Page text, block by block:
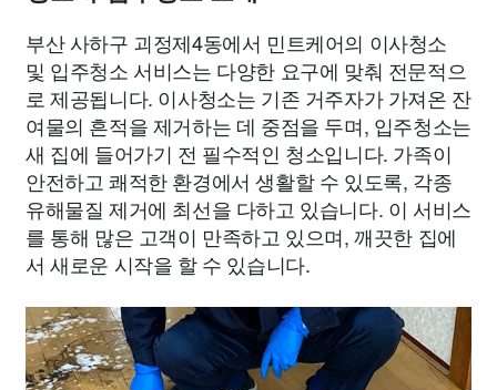
부산 사하구 괴정제4동에서 민트케어의 이사청소
및 입주청소 서비스는 다양한 요구에 맞춰 전문적으
로 제공됩니다. 이사청소는 기존 거주자가 가져온 잔
여물의 흔적을 제거하는 데 중점을 두며, 입주청소는
새 집에 들어가기 전 필수적인 청소입니다. 가족이
안전하고 쾌적한 환경에서 생활할 수 있도록, 각종
유해물질 제거에 최선을 다하고 있습니다. 이 서비스
를 통해 많은 고객이 만족하고 있으며, 깨끗한 집에
서 새로운 시작을 할 수 있습니다.